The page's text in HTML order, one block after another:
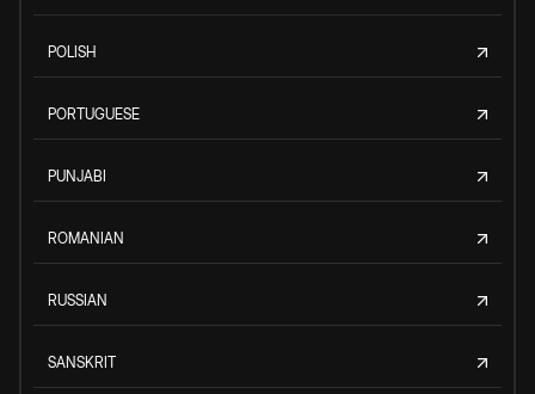
POLISH
PORTUGUESE
PUNJABI
ROMANIAN
RUSSIAN
SANSKRIT